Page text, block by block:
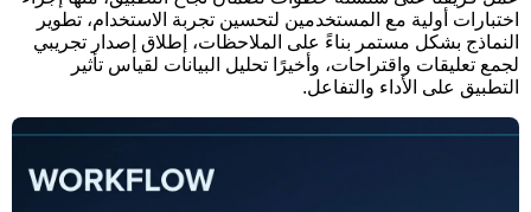
اختبارات أولية مع المستخدمين لتحسين تجربة الاستخدام، تطوير
النماذج بشكل مستمر بناءً على الملاحظات، إطلاق إصدار تجريبي
لجمع تعليقات واقتراحات، وأخيرًا تحليل البيانات لقياس تأثير
التطبيق على الأداء والتفاعل.